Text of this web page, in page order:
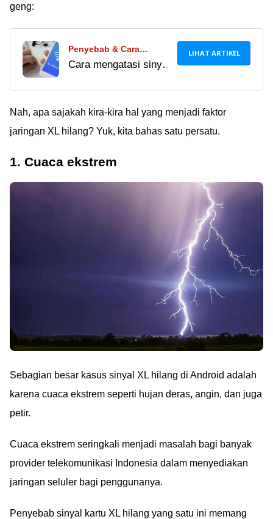
geng:
Penyebab & Cara
Mengatasi Sinyal Hilang
Cara mengatasi sinyal
mudah untuk dicoba.
Mau tahu bagaimana
selengkapnya di sini!
LIHAT ARTIKEL
Nah, apa sajakah kira-kira hal yang menjadi faktor
jaringan XL hilang? Yuk, kita bahas satu persatu.
1. Cuaca ekstrem
Sebagian besar kasus sinyal XL hilang di Android adalah
karena cuaca ekstrem seperti hujan deras, angin, dan juga
petir.
Cuaca ekstrem seringkali menjadi masalah bagi banyak
provider telekomunikasi Indonesia dalam menyediakan
jaringan seluler bagi penggunanya.
Penyebab sinyal kartu XL hilang yang satu ini memang